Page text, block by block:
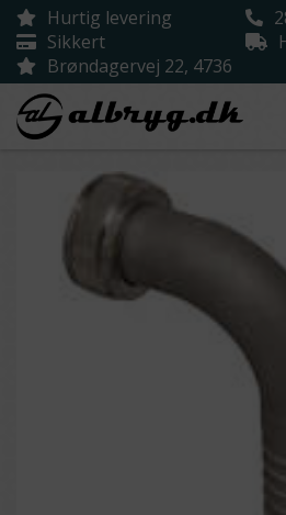
Hurtig levering
Sikkert
Brøndagervej 22, 4736